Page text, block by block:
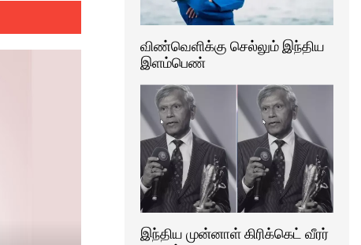
விண்வெளிக்கு செல்லும் இந்திய
இளம்பெண்
இந்திய முன்னாள் கிரிக்கெட் வீரர்